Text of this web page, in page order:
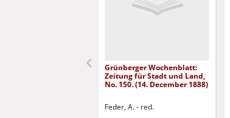
Grünberger Wochenblatt:
Zeitung für Stadt und Land,
No. 150. (14. December 1888)
Feder, A. - red.